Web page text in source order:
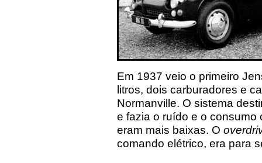
Em 1937 veio o primeiro
litros, dois carburadores e
Normanville. O sistema
e fazia o ruído e o consumo
eram mais baixas. O
comando elétrico, era para